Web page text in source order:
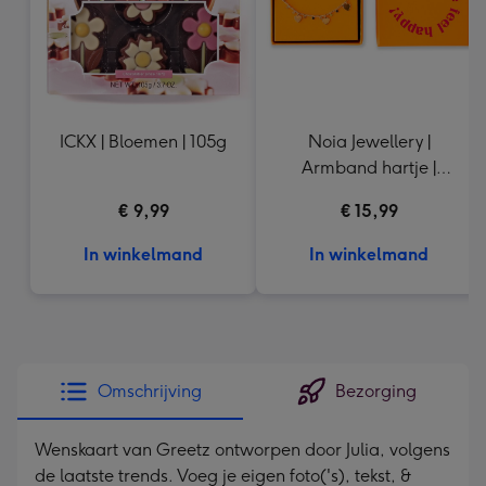
ICKX | Bloemen | 105g
€ 9,99
In winkelmand
Noia Jewellery |
Armband hartje |
€ 15,99
In winkelmand
Omschrijving Bezorging
Wenskaart van Greetz ontworpen door Julia, volgens
de laatste trends. Voeg je eigen foto('s), tekst, &